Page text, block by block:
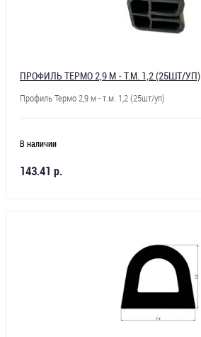
ПРОФИЛЬ ТЕРМО 2,9 М - Т.М. 1,2 (25ШТ/УП)
Профиль Термо 2,9 м - т.м. 1,2 (25шт/уп)
В наличии
143.41 р.